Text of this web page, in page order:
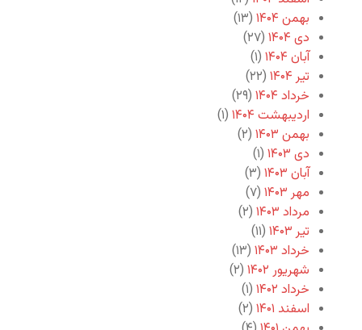
بهمن ۱۴۰۴
(۱۳)
دی ۱۴۰۴
(۲۷)
آبان ۱۴۰۴
(۱)
تیر ۱۴۰۴
(۲۲)
خرداد ۱۴۰۴
(۲۹)
اردیبهشت ۱۴۰۴
(۱)
بهمن ۱۴۰۳
(۲)
دی ۱۴۰۳
(۱)
آبان ۱۴۰۳
(۳)
مهر ۱۴۰۳
(۷)
مرداد ۱۴۰۳
(۲)
تیر ۱۴۰۳
(۱۱)
خرداد ۱۴۰۳
(۱۳)
شهریور ۱۴۰۲
(۲)
خرداد ۱۴۰۲
(۱)
اسفند ۱۴۰۱
(۲)